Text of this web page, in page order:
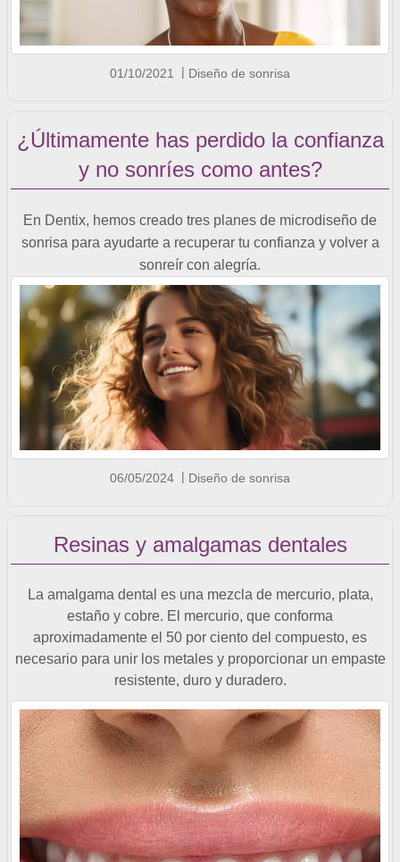
01/10/2021 Diseño de sonrisa
¿Últimamente has perdido la confianza
y no sonríes como antes?
En Dentix, hemos creado tres planes de microdiseño de
sonrisa para ayudarte a recuperar tu confianza y volver a
sonreír con alegría.
06/05/2024 Diseño de sonrisa
Resinas y amalgamas dentales
La amalgama dental es una mezcla de mercurio, plata,
estaño y cobre. El mercurio, que conforma
aproximadamente el 50 por ciento del compuesto, es
necesario para unir los metales y proporcionar un empaste
resistente, duro y duradero.